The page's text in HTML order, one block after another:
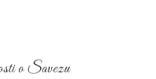
o Savezu